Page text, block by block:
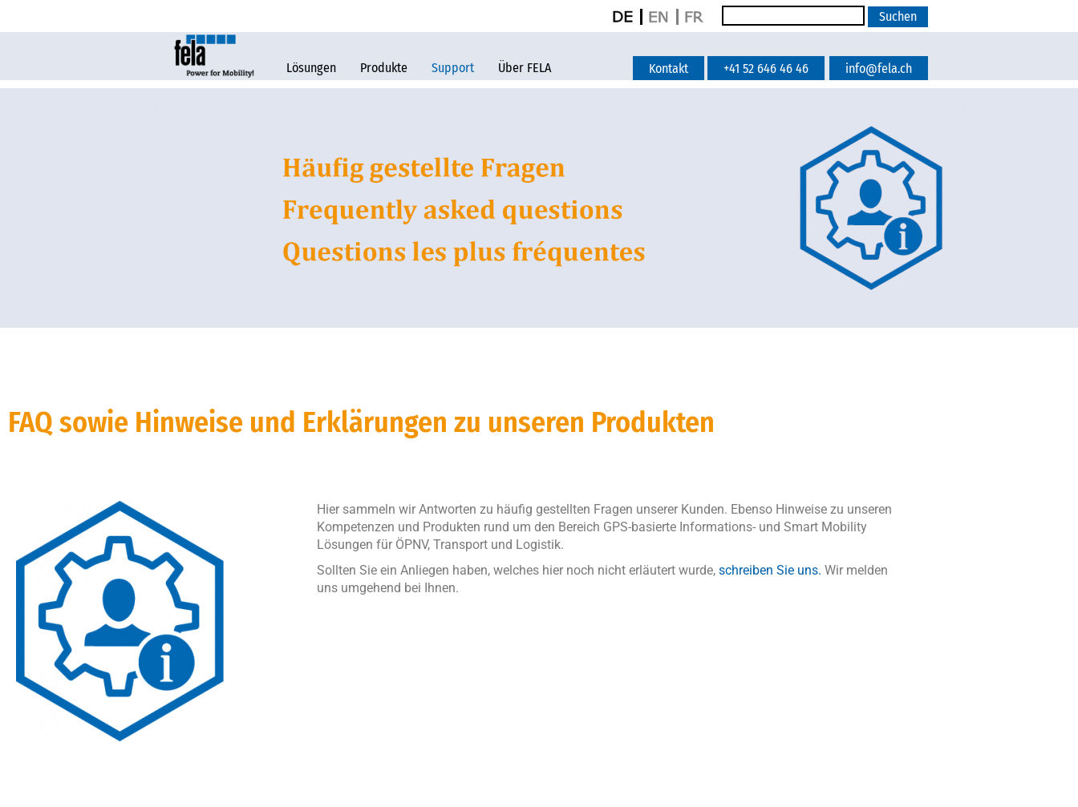
Lösungen Produkte Support Über FELA Kontakt +41 52 646 46 46 info@fela.ch
FAQ sowie Hinweise und Erklärungen zu unseren Produkten
Hier sammeln wir Antworten zu häufig gestellten Fragen unserer Kunden. Ebenso Hinweise zu unseren
Kompetenzen und Produkten rund um den Bereich GPS-basierte Informations- und Smart Mobility
Lösungen für ÖPNV, Transport und Logistik.
Sollten Sie ein Anliegen haben, welches hier noch nicht erläutert wurde,schreiben Sie uns. Wir melden
uns umgehend bei Ihnen.